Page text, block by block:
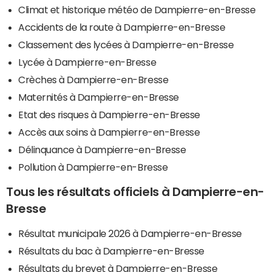
Climat et historique météo de Dampierre-en-Bresse
Accidents de la route à Dampierre-en-Bresse
Classement des lycées à Dampierre-en-Bresse
Lycée à Dampierre-en-Bresse
Crèches à Dampierre-en-Bresse
Maternités à Dampierre-en-Bresse
Etat des risques à Dampierre-en-Bresse
Accès aux soins à Dampierre-en-Bresse
Délinquance à Dampierre-en-Bresse
Pollution à Dampierre-en-Bresse
Tous les résultats officiels à Dampierre-en-
Bresse
Résultat municipale 2026 à Dampierre-en-Bresse
Résultats du bac à Dampierre-en-Bresse
Résultats du brevet à Dampierre-en-Bresse